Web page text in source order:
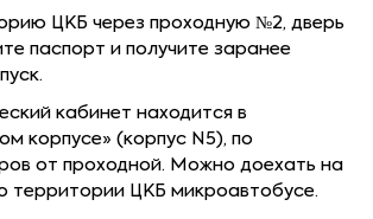
ЦКБ через проходную №2, дверь
паспорт и получите заранее
кабинет находится в
корпусе» (корпус N5), по
от проходной. Можно доехать на
территории ЦКБ микроавтобусе.